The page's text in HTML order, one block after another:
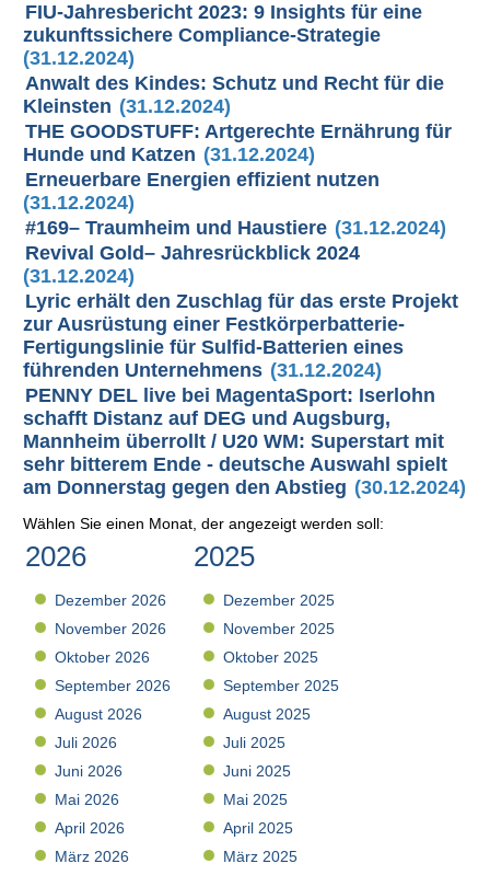
FIU-Jahresbericht 2023: 9 Insights für eine
zukunftssichere Compliance-Strategie
(31.12.2024)
Anwalt des Kindes: Schutz und Recht für die
Kleinsten (31.12.2024)
THE GOODSTUFF: Artgerechte Ernährung für
Hunde und Katzen (31.12.2024)
Erneuerbare Energien effizient nutzen
(31.12.2024)
#169– Traumheim und Haustiere (31.12.2024)
Revival Gold– Jahresrückblick 2024
(31.12.2024)
Lyric erhält den Zuschlag für das erste Projekt
zur Ausrüstung einer Festkörperbatterie-
Fertigungslinie für Sulfid-Batterien eines
führenden Unternehmens (31.12.2024)
PENNY DEL live bei MagentaSport: Iserlohn
schafft Distanz auf DEG und Augsburg,
Mannheim überrollt / U20 WM: Superstart mit
sehr bitterem Ende - deutsche Auswahl spielt
am Donnerstag gegen den Abstieg (30.12.2024)
Wählen Sie einen Monat, der angezeigt werden soll:
2026
Dezember 2026
November 2026
Oktober 2026
September 2026
August 2026
Juli 2026
Juni 2026
Mai 2026
April 2026
März 2026
2025
Dezember 2025
November 2025
Oktober 2025
September 2025
August 2025
Juli 2025
Juni 2025
Mai 2025
April 2025
März 2025